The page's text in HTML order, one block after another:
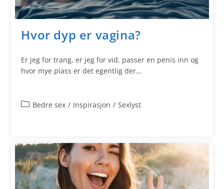
Hvor dyp er vagina?
Er jeg for trang, er jeg for vid, passer en penis inn og
hvor mye plass er det egentlig der…
Bedre sex / Inspirasjon / Sexlyst